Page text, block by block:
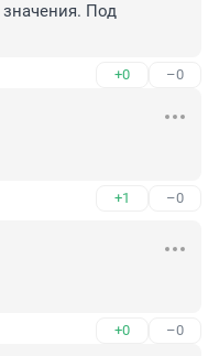
Под
+0 –0
+1 –0
+0 –0